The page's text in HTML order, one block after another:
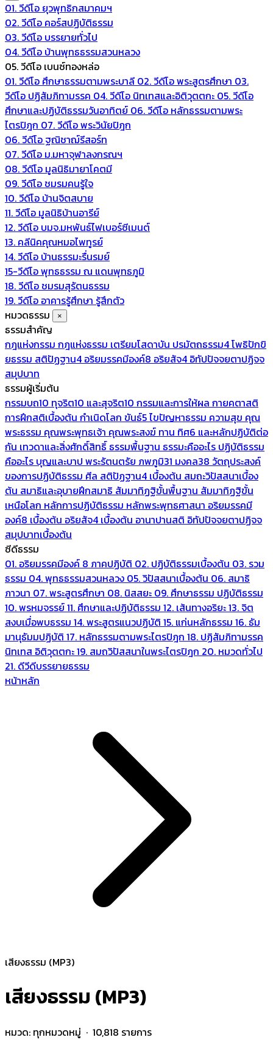
01. วีดีโอ ยุวพุทธิกสมาคมฯ
02. วีดีโอ คอร์สปฏิบัติธรรม
03. วีดีโอ บรรยายทั่วไป
04. วีดีโอ บ้านพุทธธรรมสวนหลวง
05. วีดีโอ เบนซ์ทองหล่อ
01. วีดีโอ ศึกษาธรรมตามพระบาลี 02. วีดีโอ พระสูตรศึกษา 03.
วีดีโอ ปฏิสัมภิทามรรค 04. วีดีโอ นิทเทสและอิติวุตตกะ 05. วีดีโอ
ศึกษาและปฏิบัติธรรมวันอาทิตย์ 06. วีดีโอ หลักธรรมตามพระ
ไตรปิฎก 07. วีดีโอ พระวินัยปิฎก
06. วีดีโอ ฐณิชาฌ์รีสอร์ท
07. วีดีโอ ม.มหาจุฬาลงกรณฯ
08. วีดีโอ มูลนิธิมายาโคตมี
09. วีดีโอ ชมรมคนรู้ใจ
10. วีดีโอ บ้านจิตสบาย
11. วีดีโอ มูลนิธิบ้านอารีย์
12. วีดีโอ บมจ.มหพันธ์ไฟเบอร์ซีเมนต์
13. คลีนิคคุณหมอไพทูรย์
14. วีดีโอ บ้านธรรมะรื่นรมย์
15-วีดีโอ พุทธธรรม ณ แดนพุทธภูมิ
18. วีดีโอ ชมรมสุรัตนธรรม
19. วีดีโอ อาคารรู้ศึกษา รู้สึกตัว
หมวดธรรม
×
ธรรมสำคัญ
กฎแห่งกรรม กฎแห่งธรรม เตรียมโสดาบัน ปรมัตถธรรม4โพธิปักขิ
ยธรรม สติปัฏฐาน4 อริยมรรคมีองค์8 อริยสัจ4 อิทัปปัจจยตาปฏิจจ
สมุปบาท
ธรรมผู้เริ่มต้น
กรรมบถ10 ทุจริต10 และสุจริต10 กรรมและการให้ผล กายคตาสติ
การฝึกสติเบื้องต้น กำเนิดโลก ขันธ์5ไขปัญหาธรรม ความสุข คุณ
พระธรรม คุณพระพุทธเจ้า คุณพระสงฆ์ ทาน ทิศ6 และหลักปฏิบัติต่อ
กัน เทวดาและสิ่งศักดิ์สิทธิ์ธรรมพื้นฐาน ธรรมะคืออะไร ปฏิบัติธรรม
คืออะไร บุญและบาป พระรัตนตรัย ภพภูมิ31 มงคล38 วัตถุประสงค์
ของการปฏิบัติธรรม ศีล สติปัฏฐาน4 เบื้องต้น สมถะวิปัสสนาเบื้อง
ต้น สมาธิและอุบายฝึกสมาธิ สัมมาทิฏฐิขั้นพื้นฐาน สัมมาทิฏฐิขั้น
เหนือโลก หลักการปฏิบัติธรรม หลักพระพุทธศาสนา อริยมรรคมี
องค์8 เบื้องต้น อริยสัจ4 เบื้องต้น อานาปานสติ อิทัปปัจจยตาปฏิจจ
สมุปบาทเบื้องต้น
ซีดีธรรม
01. อริยมรรคมีองค์ 8 ภาคปฏิบัติ 02. ปฏิบัติธรรมเบื้องต้น 03. รวม
ธรรม 04. พุทธธรรมสวนหลวง 05. วิปัสสนาเบื้องต้น 06. สมาธิ
ภาวนา 07. พระสูตรศึกษา 08. นิสสยะ 09. ศึกษาธรรม ปฏิบัติธรรม
10. พรหมจรรย์11. ศึกษาและปฏิบัติธรรม 12. เส้นทางอริยะ13. จิต
สงบเมื่อพบธรรม 14. พระสูตรแนวปฏิบัติ 15. แก่นหลักธรรม 16. ธัม
มานุธัมมปฏิบัติ 17. หลักธรรมตามพระไตรปิฎก 18. ปฏิสัมภิทามรรค
นิทเทส อิติวุตตกะ19. สมถวิปัสสนาในพระไตรปิฎก 20. หมวดทั่วไป
21. ดีวีดีบรรยายธรรม
หน้าหลัก
เสียงธรรม (MP3)
เสียงธรรม (MP3)
หมวด: ทุกหมวดหมู่ · 10,818 รายการ